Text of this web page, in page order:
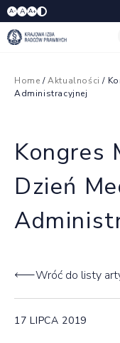
A- A A+
Home /Aktualności /
Administracyjnej
Kongres
Dzień
Wróć do listy
17 LIPCA 2019